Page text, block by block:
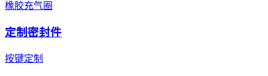
橡胶充气圈
定制密封件
按键定制